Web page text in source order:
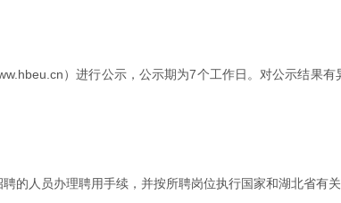
）进行公示，公示期为7个工作日。对公示结果
的人员办理聘用手续，并按所聘岗位执行国家和湖北省有关